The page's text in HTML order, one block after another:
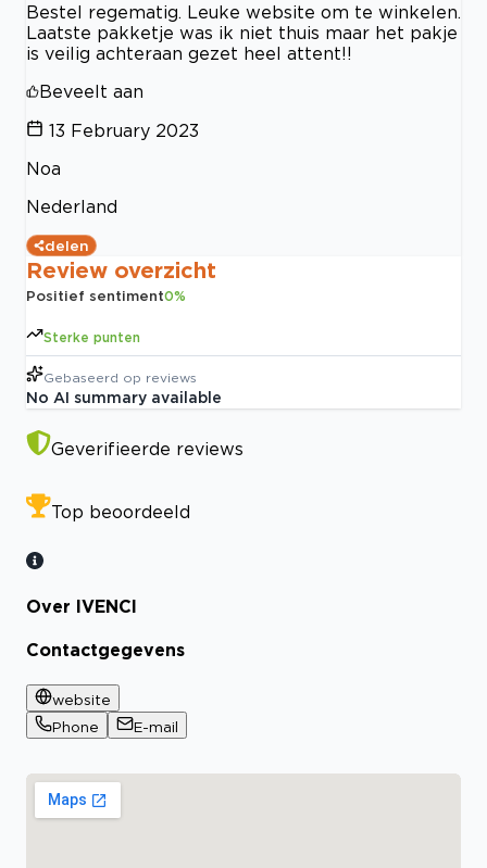
Bestel regematig. Leuke website om te winkelen.
Laatste pakketje was ik niet thuis maar het pakje
is veilig achteraan gezet heel attent!!
Beveelt aan
13 February 2023
Noa
Nederland
delen
Review overzicht
Positief sentiment0%
Sterke punten
Gebaseerd op reviews
No AI summary available
Geverifieerde reviews
Top beoordeeld
Over IVENCI
Contactgegevens
website
Phone
E-mail